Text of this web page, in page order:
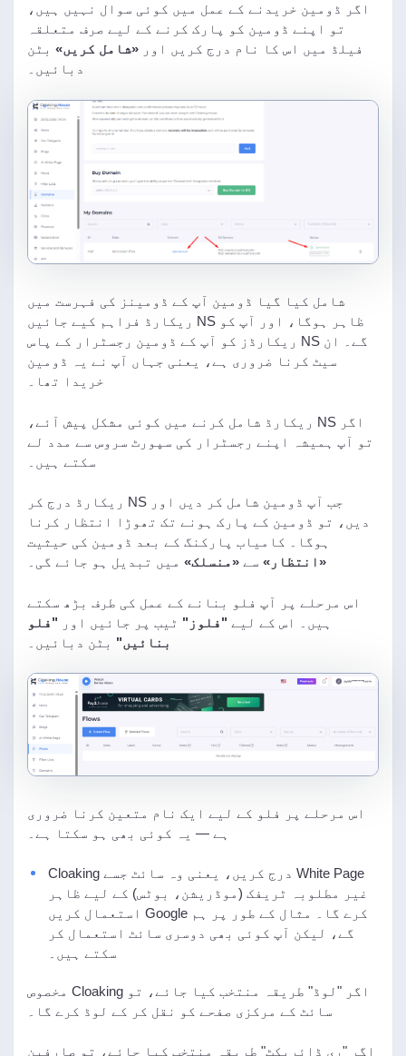
اگر ڈومین خریدنے کے عمل میں کوئی سوال نہیں ہیں،
تو اپنے ڈومین کو پارک کرنے کے لیے صرف متعلقہ
فیلڈ میں اس کا نام درج کریں اور «شامل کریں» بٹن
دبائیں۔
شامل کیا گیا ڈومین آپ کے ڈومینز کی فہرست میں
ظاہر ہوگا، اور آپ کو NS ریکارڈ فراہم کیے جائیں
گے۔ ان NS ریکارڈز کو آپ کے ڈومین رجسٹرار کے پاس
سیٹ کرنا ضروری ہے، یعنی جہاں آپ نے یہ ڈومین
خریدا تھا۔
اگر NS ریکارڈ شامل کرنے میں کوئی مشکل پیش آئے،
تو آپ ہمیشہ اپنے رجسٹرار کی سپورٹ سروس سے مدد لے
سکتے ہیں۔
جب آپ ڈومین شامل کر دیں اور NS ریکارڈ درج کر
دیں، تو ڈومین کے پارک ہونے تک تھوڑا انتظار کرنا
ہوگا۔ کامیاب پارکنگ کے بعد ڈومین کی حیثیت
«انتظار» سے «منسلک» میں تبدیل ہو جائے گی۔
اس مرحلے پر آپ فلو بنانے کے عمل کی طرف بڑھ سکتے
ہیں۔ اس کے لیے "فلوز" ٹیب پر جائیں اور "فلو
بنائیں" بٹن دبائیں۔
اس مرحلے پر فلو کے لیے ایک نام متعین کرنا ضروری
ہے — یہ کوئی بھی ہو سکتا ہے۔
White Page درج کریں، یعنی وہ سائٹ جسے Cloaking
غیر مطلوبہ ٹریفک (موڈریشن، بوٹس) کے لیے ظاہر
کرے گا۔ مثال کے طور پر ہم Google استعمال کریں
گے، لیکن آپ کوئی بھی دوسری سائٹ استعمال کر
سکتے ہیں۔
اگر "لوڈ" طریقہ منتخب کیا جائے، تو Cloaking مخصوص
سائٹ کے مرکزی صفحے کو نقل کر کے لوڈ کرے گا۔
اگر "ری ڈائریکٹ" طریقہ منتخب کیا جائے، تو صارفین